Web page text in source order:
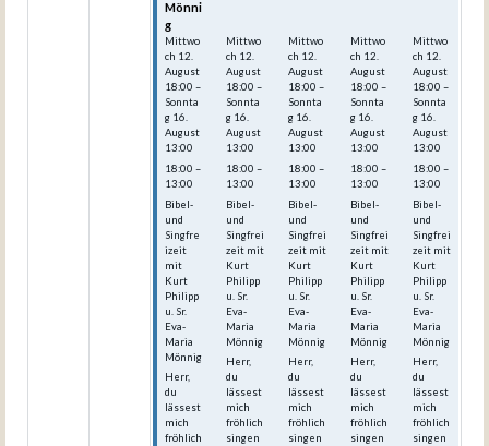
Mönni
g
Mittwo
ch 12.
August
18:00 –
Sonnta
g 16.
August
13:00
18:00 –
13:00
Bibel-
und
Singfre
izeit
mit
Kurt
Philipp
u. Sr.
Eva-
Maria
Mönnig
Herr,
du
lässest
mich
fröhlich
Mittwo
ch 12.
August
18:00 –
Sonnta
g 16.
August
13:00
18:00 –
13:00
Bibel-
und
Singfrei
zeit mit
Kurt
Philipp
u. Sr.
Eva-
Maria
Mönnig
Herr,
du
lässest
mich
fröhlich
singen
Mittwo
ch 12.
August
18:00 –
Sonnta
g 16.
August
13:00
18:00 –
13:00
Bibel-
und
Singfrei
zeit mit
Kurt
Philipp
u. Sr.
Eva-
Maria
Mönnig
Herr,
du
lässest
mich
fröhlich
singen
Mittwo
ch 12.
August
18:00 –
Sonnta
g 16.
August
13:00
18:00 –
13:00
Bibel-
und
Singfrei
zeit mit
Kurt
Philipp
u. Sr.
Eva-
Maria
Mönnig
Herr,
du
lässest
mich
fröhlich
singen
Mittwo
ch 12.
August
18:00 –
Sonnta
g 16.
August
13:00
18:00 –
13:00
Bibel-
und
Singfrei
zeit mit
Kurt
Philipp
u. Sr.
Eva-
Maria
Mönnig
Herr,
du
lässest
mich
fröhlich
singen